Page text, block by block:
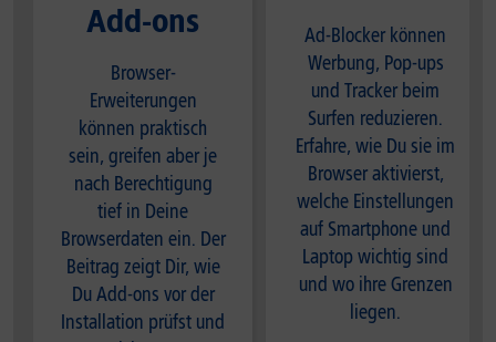
Add-ons
Browser-
Erweiterungen
können praktisch
sein, greifen aber je
nach Berechtigung
tief in Deine
Browserdaten ein. Der
Beitrag zeigt Dir, wie
Du Add-ons vor der
Installation prüfst und
Ad-Blocker können
Werbung, Pop-ups
und Tracker beim
Surfen reduzieren.
Erfahre, wie Du sie im
Browser aktivierst,
welche Einstellungen
auf Smartphone und
Laptop wichtig sind
und wo ihre Grenzen
liegen.